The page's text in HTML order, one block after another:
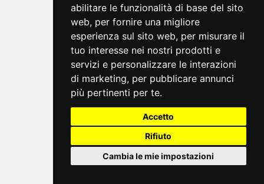
abilitare le funzionalità di base del sito
web, per fornire una migliore
esperienza sul sito web, per misurare il
tuo interesse nei nostri prodotti e
servizi e personalizzare le interazioni
di marketing, per pubblicare annunci
più pertinenti per te.
Accetto
Rifiuto
Cambia le mie impostazioni